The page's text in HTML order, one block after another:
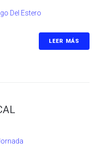
Del Estero
LEER MÁS